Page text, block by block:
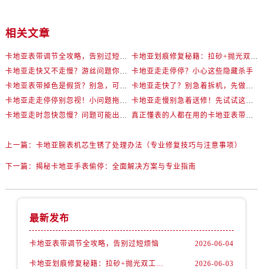
相关文章
卡地亚表带调节全攻略，告别过短烦恼
卡地亚划痕修复秘籍：拉砂+抛光双工艺还原如新
卡地亚走快又不走慢？游丝问题你了解多少？
卡地亚走走停停？小心这些隐藏杀手
卡地亚表带掉色是假货？别急，可能是这些日常习惯惹的祸
卡地亚走快了？别急着拆机，先做这一步
卡地亚走走停停别忽视！小问题拖成大修很烧钱
卡地亚走慢别急着送修！先试试这些方法
卡地亚走时忽快忽慢？问题可能出在你睡觉时！
真正懂表的人都在用的卡地亚表带调节技巧
上一篇： 卡地亚腕表机芯生锈了处理办法（专业修复技巧与注意事项）
下一篇： 揭秘卡地亚手表偷停：全面解决方案与专业指南
最新发布
卡地亚表带调节全攻略，告别过短烦恼 2026-06-04
卡地亚划痕修复秘籍：拉砂+抛光双工艺还原如新 2026-06-03